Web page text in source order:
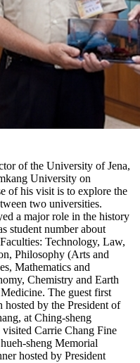
of the University of Jena,
University on
of his visit is to explore the
two universities.
a major role in the history
student number about
Technology, Law,
Philosophy (Arts and
Mathematics and
Chemistry and Earth
The guest first
hosted by the President of
at Ching-sheng
Carrie Chang Fine
sheng Memorial
hosted by President